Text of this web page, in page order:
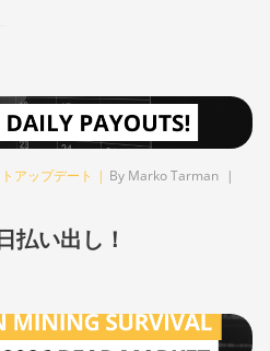
アップデート | By Marko Tarman |
払い出し！